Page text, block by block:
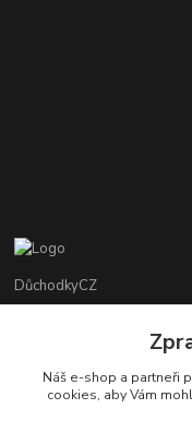
DůchodkyCZ
+420 412384749
Náš e-shop a partneři
cookies, aby Vám